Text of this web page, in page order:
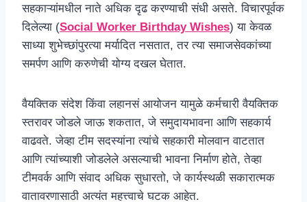
सहकाऱ्यांमधील नाते अधिक दृढ करण्याची संधी असते. विचारपूर्वक
दिलेल्या (Social Worker Birthday Wishes) या केवळ
साध्या शुभेच्छांपुरत्या मर्यादित नसतात, तर त्या समाजसेवकांच्या
समर्पण आणि करुणेची योग्य दखल घेतात.
वैयक्तिक संदेश किंवा लहानसं आयोजन यामुळे कर्मचारी वैयक्तिक
स्तरावर जोडले जाऊ शकतात, जे समुदायभावना आणि सहकार्य
वाढवते. जेव्हा टीम सदस्यांना त्यांचे सहकारी मोलवान वाटतात
आणि त्यांच्याशी जोडलेले असल्याची भावना निर्माण होते, तेव्हा
टीमवर्क आणि संवाद अधिक सुधारतो, जे कार्यस्थळी सकारात्मक
वातावरणासाठी अत्यंत महत्त्वाचे घटक आहेत.